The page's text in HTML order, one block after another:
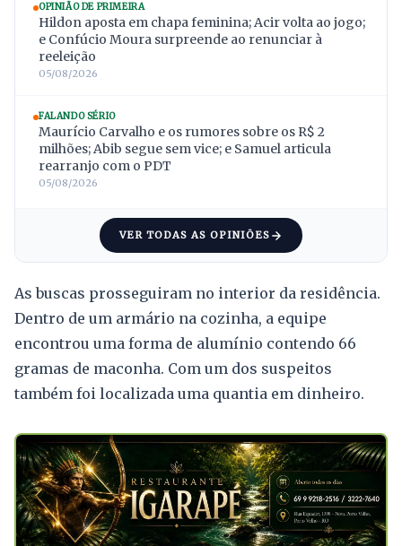
OPINIÃO DE PRIMEIRA
Hildon aposta em chapa feminina; Acir volta ao jogo;
e Confúcio Moura surpreende ao renunciar à
reeleição
05/08/2026
FALANDO SÉRIO
Maurício Carvalho e os rumores sobre os R$ 2
milhões; Abib segue sem vice; e Samuel articula
rearranjo com o PDT
05/08/2026
VER TODAS AS OPINIÕES
As buscas prosseguiram no interior da residência.
Dentro de um armário na cozinha, a equipe
encontrou uma forma de alumínio contendo 66
gramas de maconha. Com um dos suspeitos
também foi localizada uma quantia em dinheiro.